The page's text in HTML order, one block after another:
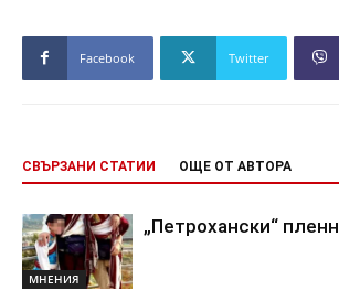
Facebook Twitter
СВЪРЗАНИ СТАТИИ ОЩЕ ОТ АВТОРА
МНЕНИЯ
„Петрохански“